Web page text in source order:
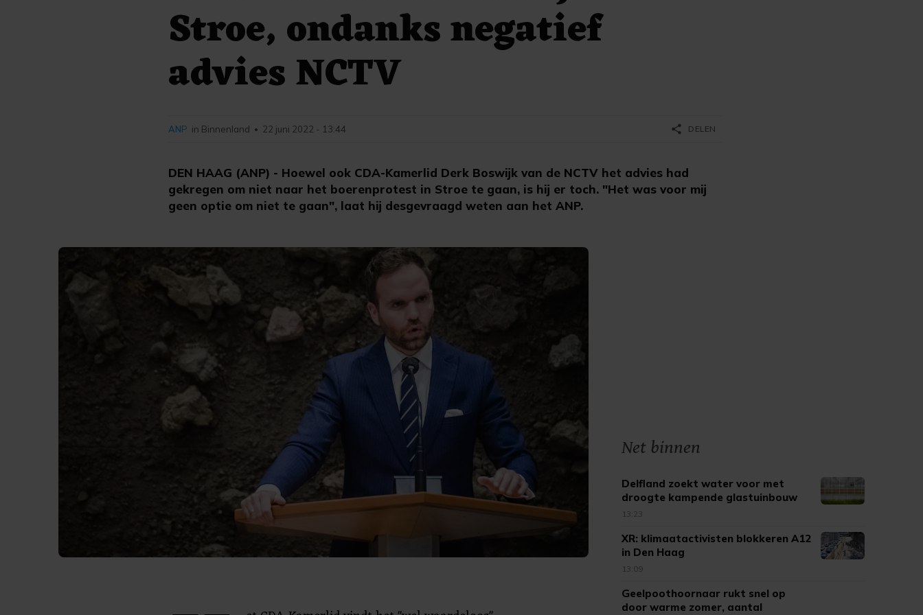
Stroe, ondanks negatief
advies NCTV
DEN HAAG (ANP) - Hoewel ook CDA-Kamerlid Derk Boswijk van de NCTV het advies had
gekregen om niet naar het boerenprotest in Stroe te gaan, is hij er toch. "Het was voor mij
geen optie om niet te gaan", laat hij desgevraagd weten aan het ANP.
ANP in Binnenland • 22 juni 2022 - 13:44 share DELEN
Net binnen
Delfland zoekt water voor met
droogte kampende glastuinbouw
13:23
XR: klimaatactivisten blokkeren A12
in Den Haag
13:09
Geelpoothoornaar rukt snel op
door warme zomer, aantal